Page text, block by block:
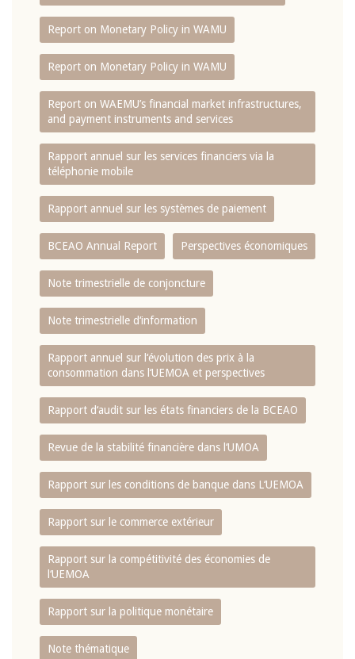
Report on Monetary Policy in WAMU
Report on Monetary Policy in WAMU
Report on WAEMU’s financial market infrastructures,
and payment instruments and services
Rapport annuel sur les services financiers via la
téléphonie mobile
Rapport annuel sur les systèmes de paiement
BCEAO Annual Report Perspectives économiques
Note trimestrielle de conjoncture
Note trimestrielle d‘information
Rapport annuel sur l‘évolution des prix à la
consommation dans l‘UEMOA et perspectives
Rapport d‘audit sur les états financiers de la BCEAO
Revue de la stabilité financière dans l‘UMOA
Rapport sur les conditions de banque dans L‘UEMOA
Rapport sur le commerce extérieur
Rapport sur la compétitivité des économies de
l‘UEMOA
Rapport sur la politique monétaire
Note thématique